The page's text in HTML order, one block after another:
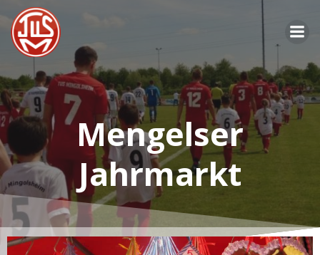
Mengelser
Jahrmarkt